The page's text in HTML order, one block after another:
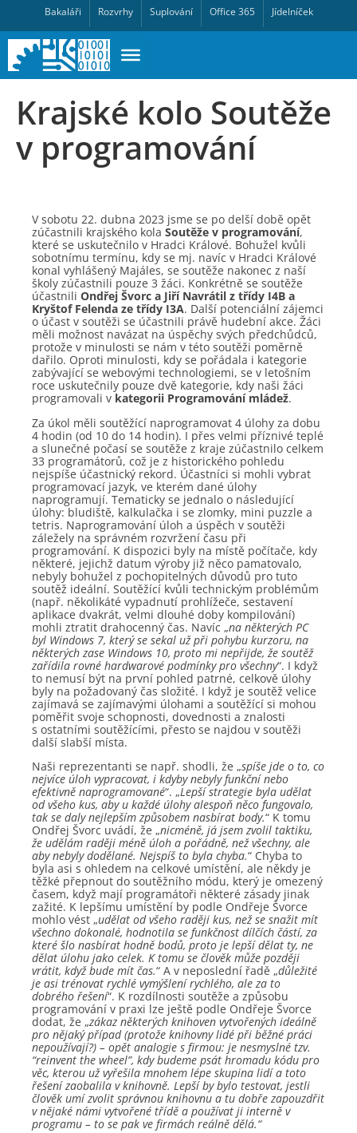
Bakaláři Rozvrhy Suplování Office 365 Jídelníček
Krajské kolo Soutěže
v programování
V sobotu 22. dubna 2023 jsme se po delší době opět
zúčastnili krajského kola Soutěže v programování,
které se uskutečnilo v Hradci Králové. Bohužel kvůli
sobotnímu termínu, kdy se mj. navíc v Hradci Králové
konal vyhlášený Majáles, se soutěže nakonec z naší
školy zúčastnili pouze 3 žáci. Konkrétně se soutěže
účastnili Ondřej Švorc a Jiří Navrátil z třídy I4B a
Kryštof Felenda ze třídy I3A. Další potenciální zájemci
o účast v soutěži se účastnili právě hudební akce. Žáci
měli možnost navázat na úspěchy svých předchůdců,
protože v minulosti se nám v této soutěži poměrně
dařilo. Oproti minulosti, kdy se pořádala i kategorie
zabývající se webovými technologiemi, se v letošním
roce uskutečnily pouze dvě kategorie, kdy naši žáci
programovali v kategorii Programování mládež.
Za úkol měli soutěžící naprogramovat 4 úlohy za dobu
4 hodin (od 10 do 14 hodin). I přes velmi příznivé teplé
a slunečné počasí se soutěže z kraje zúčastnilo celkem
33 programátorů, což je z historického pohledu
nejspíše účastnický rekord. Účastníci si mohli vybrat
programovací jazyk, ve kterém dané úlohy
naprogramují. Tematicky se jednalo o následující
úlohy: bludiště, kalkulačka i se zlomky, mini puzzle a
tetris. Naprogramování úloh a úspěch v soutěži
záležely na správném rozvržení času při
programování. K dispozici byly na místě počítače, kdy
některé, jejichž datum výroby již něco pamatovalo,
nebyly bohužel z pochopitelných důvodů pro tuto
soutěž ideální. Soutěžící kvůli technickým problémům
(např. několikáté vypadnutí prohlížeče, sestavení
aplikace dvakrát, velmi dlouhé doby kompilování)
mohli ztratit drahocenný čas. Navíc „na některých PC
byl Windows 7, který se sekal už při pohybu kurzoru, na
některých zase Windows 10, proto mi nepřijde, že soutěž
zařídila rovné hardwarové podmínky pro všechny“. I když
to nemusí být na první pohled patrné, celkově úlohy
byly na požadovaný čas složité. I když je soutěž velice
zajímavá se zajímavými úlohami a soutěžící si mohou
poměřit svoje schopnosti, dovednosti a znalosti
s ostatními soutěžícími, přesto se najdou v soutěži
další slabší místa.
Naši reprezentanti se např. shodli, že „spíše jde o to, co
nejvíce úloh vypracovat, i kdyby nebyly funkční nebo
efektivně naprogramované“. „Lepší strategie byla udělat
od všeho kus, aby u každé úlohy alespoň něco fungovalo,
tak se daly nejlepším způsobem nasbírat body.“ K tomu
Ondřej Švorc uvádí, že „nicméně, já jsem zvolil taktiku,
že udělám raději méně úloh a pořádně, než všechny, ale
aby nebyly dodělané. Nejspíš to byla chyba.“ Chyba to
byla asi s ohledem na celkové umístění, ale někdy je
těžké přepnout do soutěžního módu, který je omezený
časem, když mají programátoři některé zásady jinak
zažité. K lepšímu umístění by podle Ondřeje Švorce
mohlo vést „udělat od všeho raději kus, než se snažit mít
všechno dokonalé, hodnotila se funkčnost dílčích částí, za
které šlo nasbírat hodně bodů, proto je lepší dělat ty, ne
dělat úlohu jako celek. K tomu se člověk může později
vrátit, když bude mít čas.“ A v neposlední řadě „důležité
je asi trénovat rychlé vymýšlení rychlého, ale za to
dobrého řešení“. K rozdílnosti soutěže a způsobu
programování v praxi lze ještě podle Ondřeje Švorce
dodat, že „zákaz některých knihoven vytvořených ideálně
pro nějaký případ (protože knihovny lidé při běžné práci
nepoužívají?) – opět analogie s firmou: je nesmyslné tzv.
“reinvent the wheel”, kdy budeme psát hromadu kódu pro
věc, kterou už vyřešila mnohem lépe skupina lidí a toto
řešení zaobalila v knihovně. Lepší by bylo testovat, jestli
člověk umí zvolit správnou knihovnu a tu dobře zapouzdřit
v nějaké námi vytvořené třídě a používat ji interně v
programu – to se pak ve firmách reálně dělá.“